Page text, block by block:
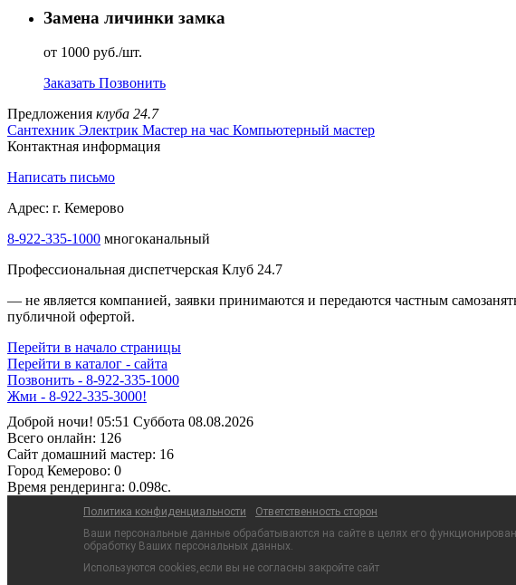
Замена личинки замка
от 1000 руб./шт.
Заказать Позвонить
Предложения клуба 24.7
Сантехник Электрик Мастер на час Компьютерный мастер
Контактная информация
Написать письмо
Адрес: г. Кемерово
8-922-335-1000 многоканальный
Профессиональная диспетчерская Клуб 24.7
— не является компанией, заявки принимаются и передаются частным
публичной офертой.
Перейти в начало страницы
Перейти в каталог - сайта
Позвонить - 8-922-335-1000
Жми - 8-922-335-3000!
Доброй ночи! 05:51 Суббота 08.08.2026
Всего онлайн: 126
Сайт домашний мастер: 16
Город Кемерово: 0
Время рендеринга: 0.098c.
Политика конфиденциальности Ответственность сторон
Ваши персональные данные обрабатываются на сайте в целях его
обработку Ваших персональных данных.
Используются cookies,если вы не согласны закройте сайт